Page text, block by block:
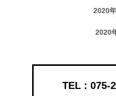
2020
2020
075-